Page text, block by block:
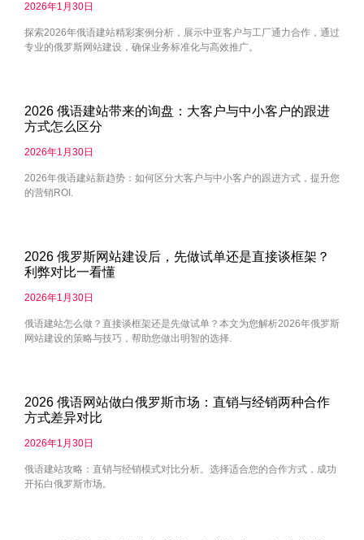
2026年1月30日
探索2026年俄语建站精彩案例分析，展示中亚客户与工厂通力合作，通过
专业的俄罗斯网站建设，确保业务标准化与高效推广。
2026 俄语建站带来的询盘：大客户与中小客户的跟进
方式怎么区分
2026年1月30日
2026年俄语建站新趋势：如何区分大客户与中小客户的跟进方式，提升您
的营销ROI.
2026 俄罗斯网站建设后，先做试单还是直接谈框架？
利弊对比一看懂
2026年1月30日
俄语建站怎么做？直接谈框架还是先做试单？本文为您解析2026年俄罗斯
网站建设的策略与技巧，帮助您做出明智的选择.
2026 俄语网站做白俄罗斯市场：直销与经销两种合作
方式差异对比
2026年1月30日
俄语建站攻略：直销与经销模式对比分析。选择适合您的合作方式，成功
开拓白俄罗斯市场。